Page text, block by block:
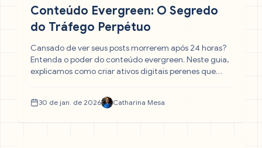
Conteúdo Evergreen: O Segredo
do Tráfego Perpétuo
Cansado de ver seus posts morrerem após 24 horas?
Entenda o poder do conteúdo evergreen. Neste guia,
explicamos como criar ativos digitais perenes que
autoridade e são o melhor investimento de longo
prazo no Inbound Marketing.
30 de jan. de 2026 Catharina Mesa